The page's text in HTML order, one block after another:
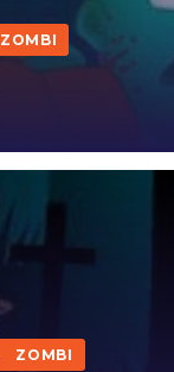
ZOMBI
ZOMBI